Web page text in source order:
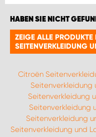
HABEN SIE NICHT
ZEIGE ALLE
SEITENVERKLEIDUNG
Citroën
Seitenverkleidung
Seitenverkleidung
Seitenverkleidung
Seitenverkleidung
Seitenverkleidung und